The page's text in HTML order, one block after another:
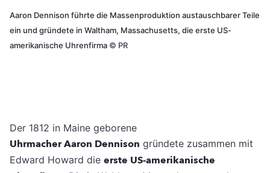
Aaron Dennison führte die Massenproduktion austauschbarer Teile
ein und gründete in Waltham, Massachusetts, die erste US-
amerikanische Uhrenfirma © PR
Der 1812 in Maine geborene
Uhrmacher Aaron Dennison gründete zusammen mit
Edward Howard die erste US-amerikanische